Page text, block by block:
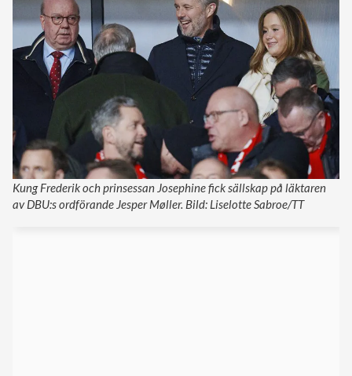
Kung Frederik och prinsessan Josephine fick sällskap på läktaren
av DBU:s ordförande Jesper Møller. Bild: Liselotte Sabroe/TT